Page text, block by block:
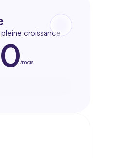
croissance
/mois